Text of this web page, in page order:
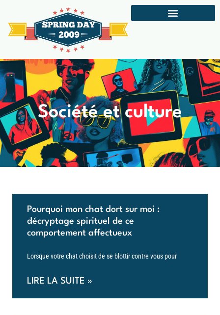
Société et culture
Pourquoi mon chat dort sur moi :
décryptage spirituel de ce
comportement affectueux
Lorsque votre chat choisit de se blottir contre vous pour
LIRE LA SUITE »